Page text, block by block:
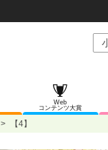
Web
コンテンツ大賞
> 【4】